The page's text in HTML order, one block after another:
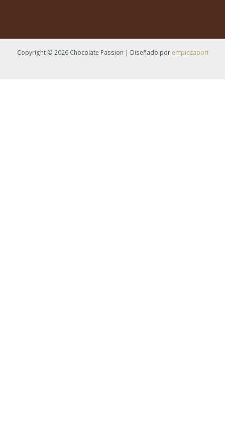
Copyright © 2026 Chocolate Passion | Diseñado por empiezapori